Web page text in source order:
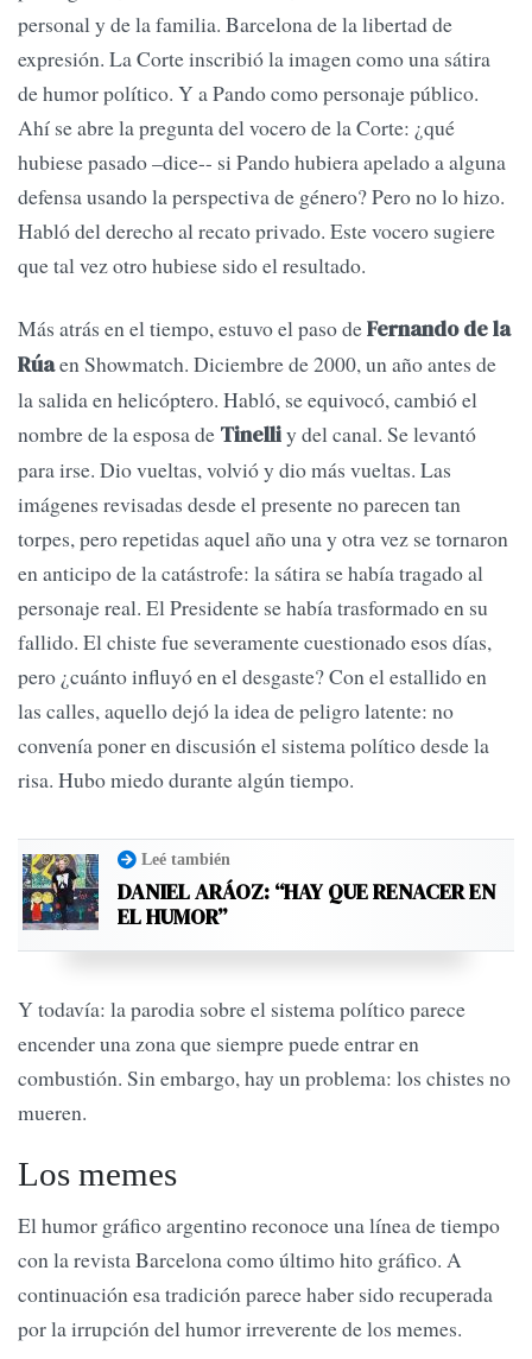
personal y de la familia. Barcelona de la libertad de
expresión. La Corte inscribió la imagen como una sátira
de humor político. Y a Pando como personaje público.
Ahí se abre la pregunta del vocero de la Corte: ¿qué
hubiese pasado –dice-- si Pando hubiera apelado a alguna
defensa usando la perspectiva de género? Pero no lo hizo.
Habló del derecho al recato privado. Este vocero sugiere
que tal vez otro hubiese sido el resultado.
Más atrás en el tiempo, estuvo el paso deFernando de la
Rúaen Showmatch. Diciembre de 2000, un año antes de
la salida en helicóptero. Habló, se equivocó, cambió el
nombre de la esposa de Tinelliy del canal. Se levantó
para irse. Dio vueltas, volvió y dio más vueltas. Las
imágenes revisadas desde el presente no parecen tan
torpes, pero repetidas aquel año una y otra vez se tornaron
en anticipo de la catástrofe: la sátira se había tragado al
personaje real. El Presidente se había trasformado en su
fallido. El chiste fue severamente cuestionado esos días,
pero ¿cuánto influyó en el desgaste? Con el estallido en
las calles, aquello dejó la idea de peligro latente: no
convenía poner en discusión el sistema político desde la
risa. Hubo miedo durante algún tiempo.
Leé también
DANIEL ARÁOZ: “HAY QUE RENACER EN
EL HUMOR”
Y todavía: la parodia sobre el sistema político parece
encender una zona que siempre puede entrar en
combustión. Sin embargo, hay un problema: los chistes no
mueren.
Los memes
El humor gráfico argentino reconoce una línea de tiempo
con la revista Barcelona como último hito gráfico. A
continuación esa tradición parece haber sido recuperada
por la irrupción del humor irreverente de los memes.